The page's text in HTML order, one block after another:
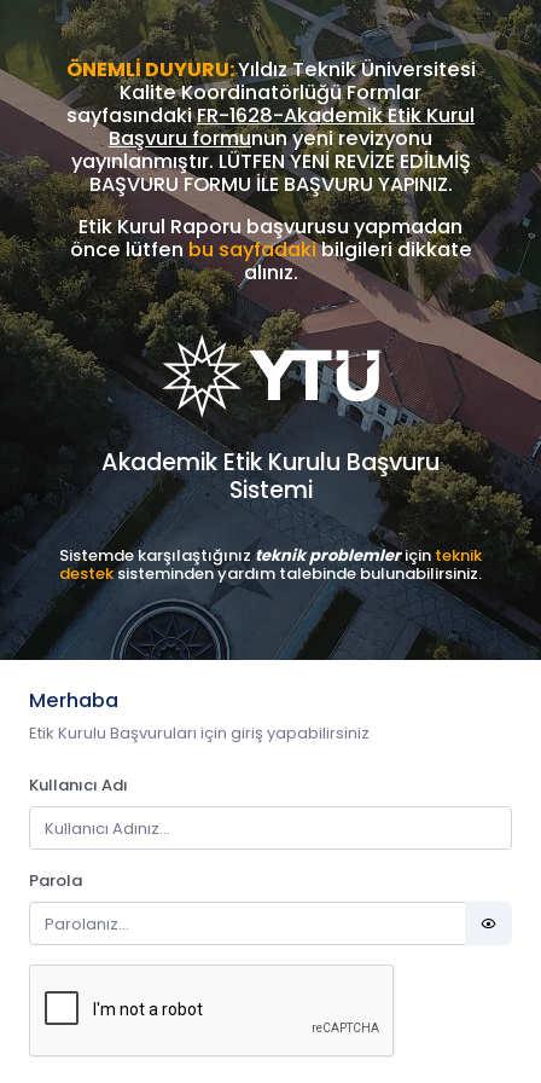
ÖNEMLİ DUYURU:Yıldız Teknik Üniversitesi
Kalite Koordinatörlüğü Formlar
sayfasındakiFR-1628-Akademik Etik Kurul
Başvuru formunun yeni revizyonu
yayınlanmıştır. LÜTFEN YENİ REVİZE EDİLMİŞ
BAŞVURU FORMU İLE BAŞVURU YAPINIZ.
Etik Kurul Raporu başvurusu yapmadan
önce lütfen bu sayfadakibilgileri dikkate
alınız.
Akademik Etik Kurulu Başvuru
Sistemi
Sistemde karşılaştığınızteknik problemleriçin teknik
desteksisteminden yardım talebinde bulunabilirsiniz.
Merhaba
Etik Kurulu Başvuruları için giriş yapabilirsiniz
Kullanıcı Adı
Parola